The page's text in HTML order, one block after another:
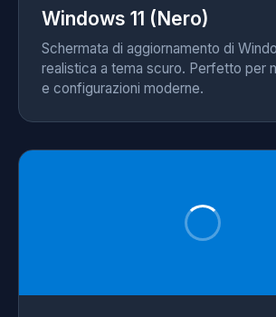
Windows 11 (Nero)
Schermata di aggiornamento di
realistica a tema scuro. Perfetto per
e configurazioni moderne.